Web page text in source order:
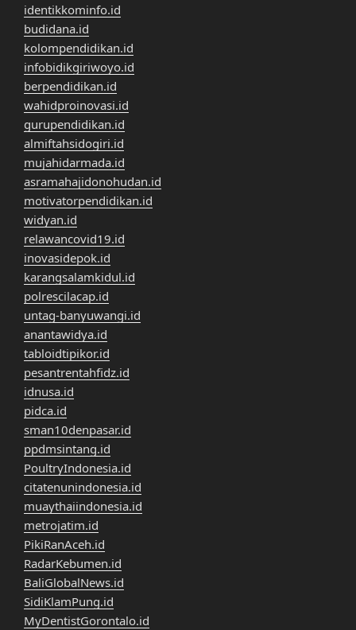
identikkominfo.id
budidana.id
kolompendidikan.id
infobidikgiriwoyo.id
berpendidikan.id
wahidproinovasi.id
gurupendidikan.id
almiftahsidogiri.id
mujahidarmada.id
asramahajidonohudan.id
motivatorpendidikan.id
widyan.id
relawancovid19.id
inovasidepok.id
karangsalamkidul.id
polrescilacap.id
untag-banyuwangi.id
anantawidya.id
tabloidtipikor.id
pesantrentahfidz.id
idnusa.id
pidca.id
sman10denpasar.id
ppdmsintang.id
PoultryIndonesia.id
citatenunindonesia.id
muaythaiindonesia.id
metrojatim.id
PikiRanAceh.id
RadarKebumen.id
BaliGlobalNews.id
SidiKlamPung.id
MyDentistGorontalo.id